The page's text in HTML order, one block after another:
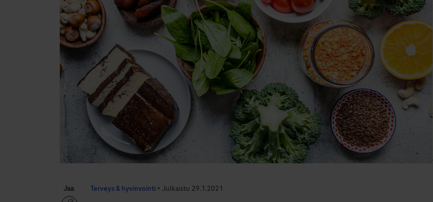
Jaa Terveys & hyvinvointi• Julkaistu 29.1.2021